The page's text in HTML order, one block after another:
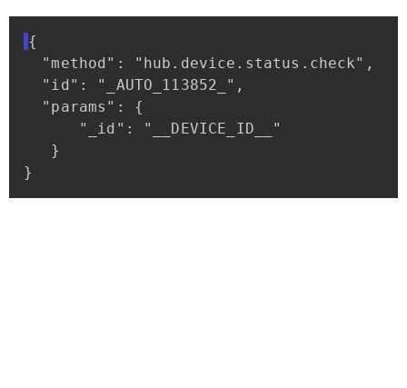
{
"method":
"hub.device.status.check",
"id":
"_AUTO_113852_",
"params":
{
"_id":
"__DEVICE_ID__"
}
}